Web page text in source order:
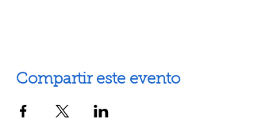
Compartir este evento